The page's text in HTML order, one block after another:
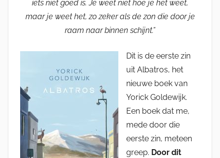
iets niet goed is. Je weet niet hoe je het weet,
maar je weet het, zo zeker als de zon die door je
raam naar binnen schijnt.”
Dit is de eerste zin
uit Albatros, het
nieuwe boek van
Yorick Goldewijk.
Een boek dat me,
mede door die
eerste zin, meteen
greep. Door dit